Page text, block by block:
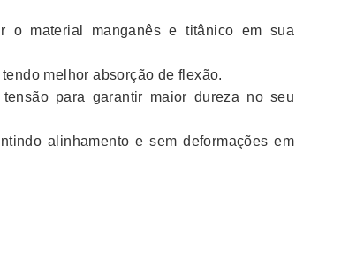
o material manganês e titânico em sua
melhor absorção de flexão.
para garantir maior dureza no seu
alinhamento e sem deformações em